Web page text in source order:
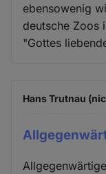
ebensowenig
deutsche Zoos
"Gottes
Hans Trutnau